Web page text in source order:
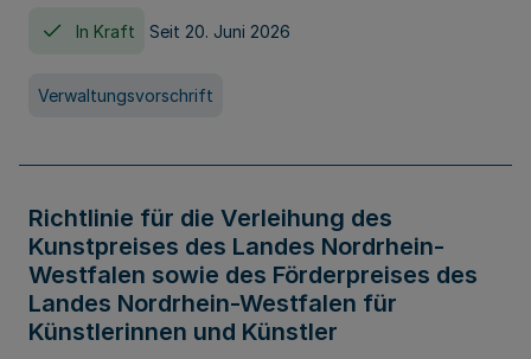
In Kraft Seit 20. Juni 2026
Verwaltungsvorschrift
Richtlinie für die Verleihung des
Kunstpreises des Landes Nordrhein-
Westfalen sowie des Förderpreises des
Landes Nordrhein-Westfalen für
Künstlerinnen und Künstler